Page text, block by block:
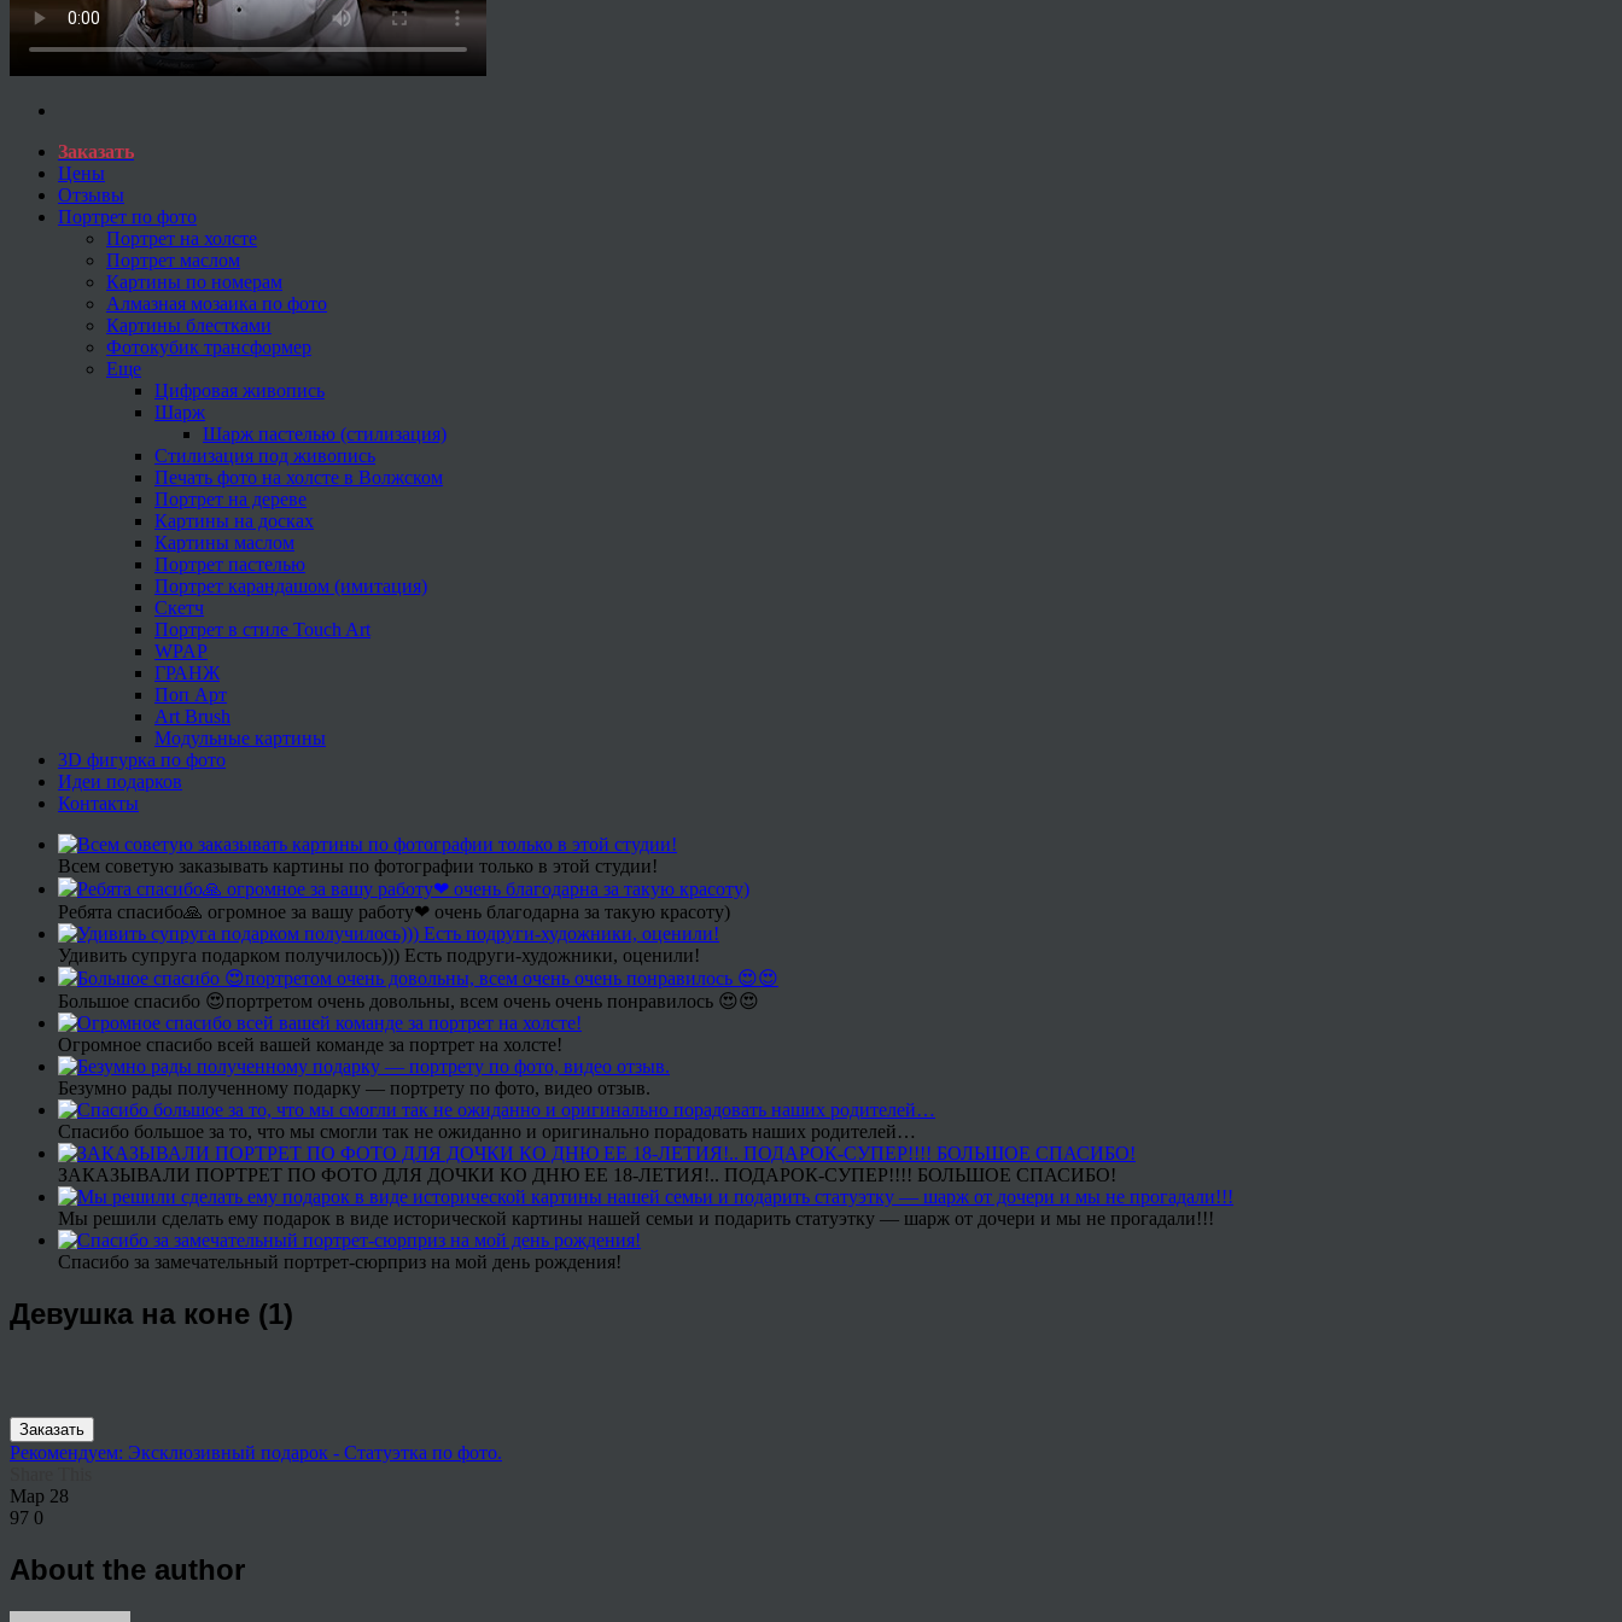
Заказать
Цены
Отзывы
Портрет по фото
Портрет на холсте
Портрет маслом
Картины по номерам
Алмазная мозаика по фото
Картины блестками
Фотокубик трансформер
Еще
Цифровая живопись
Шарж
Шарж пастелью (стилизация)
Стилизация под живопись
Печать фото на холсте в Волжском
Портрет на дереве
Картины на досках
Картины маслом
Портрет пастелью
Портрет карандашом (имитация)
Скетч
Портрет в стиле Touch Art
WPAP
ГРАНЖ
Поп Арт
Art Brush
Модульные картины
3D фигурка по фото
Идеи подарков
Контакты
Всем советую заказывать картины по фотографии только в этой студии!
Ребята спасибо🙏 огромное за вашу работу❤ очень благодарна за такую красоту)
Удивить супруга подарком получилось))) Есть подруги-художники, оценили!
Большое спасибо 😍портретом очень довольны, всем очень очень понравилось 😍😍
Огромное спасибо всей вашей команде за портрет на холсте!
Безумно рады полученному подарку — портрету по фото, видео отзыв.
Спасибо большое за то, что мы смогли так не ожиданно и оригинально порадовать наших родителей…
ЗАКАЗЫВАЛИ ПОРТРЕТ ПО ФОТО ДЛЯ ДОЧКИ КО ДНЮ ЕЕ 18-ЛЕТИЯ!.. ПОДАРОК-СУПЕР!!!! БОЛЬШОЕ СПАСИБО!
Мы решили сделать ему подарок в виде исторической картины нашей семьи и подарить статуэтку — шарж от дочери и мы не прогадали!!!
Спасибо за замечательный портрет-сюрприз на мой день рождения!
Девушка на коне (1)
Заказать
Рекомендуем: Эксклюзивный подарок - Статуэтка по фото.
Мар 28
97 0
About the author